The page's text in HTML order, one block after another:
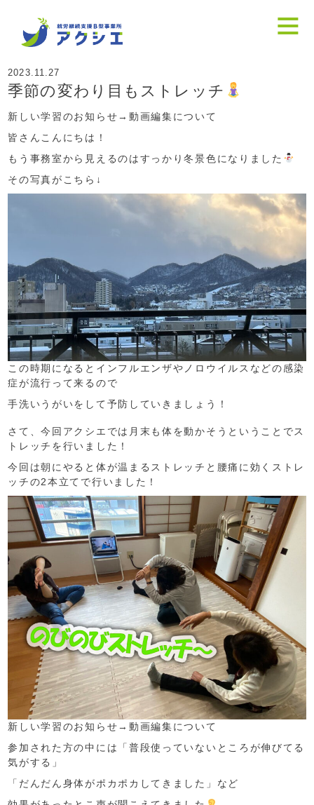
2023.11.27
季節の変わり目もストレッチ
新しい学習のお知らせ→ 動画編集について
皆さんこんにちは！
もう事務室から見えるのはすっかり冬景色になりました
その写真がこちら↓
この時期になるとインフルエンザやノロウイルスなどの感染
症が流行って来るので
手洗いうがいをして予防していきましょう！
さて、今回アクシエでは月末も体を動かそうということでス
トレッチを行いました！
今回は朝にやると体が温まるストレッチと腰痛に効くストレ
ッチの2本立てで行いました！
新しい学習のお知らせ→ 動画編集について
参加された方の中には「普段使っていないところが伸びてる
気がする」
「だんだん身体がポカポカしてきました」など